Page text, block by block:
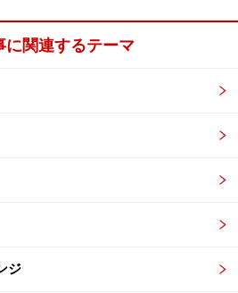
」といってもその染色方法によ
や「やわらかさ」などに特徴が
西は紅を染めてから黒を染める
を染めてから黒を染める「藍下
かといえば関西はやわらかさ、
とした色合いが好まれていまし
、この限りではなくなってきて
に関連するテーマ
ジ